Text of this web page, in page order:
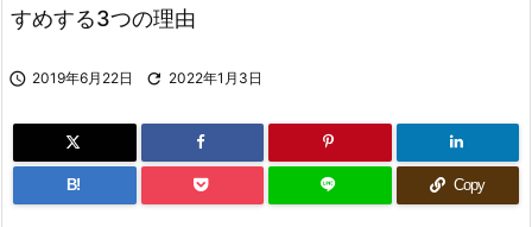
すめする3つの理由
 2019年6月22日  2022年1月3日
B! Copy